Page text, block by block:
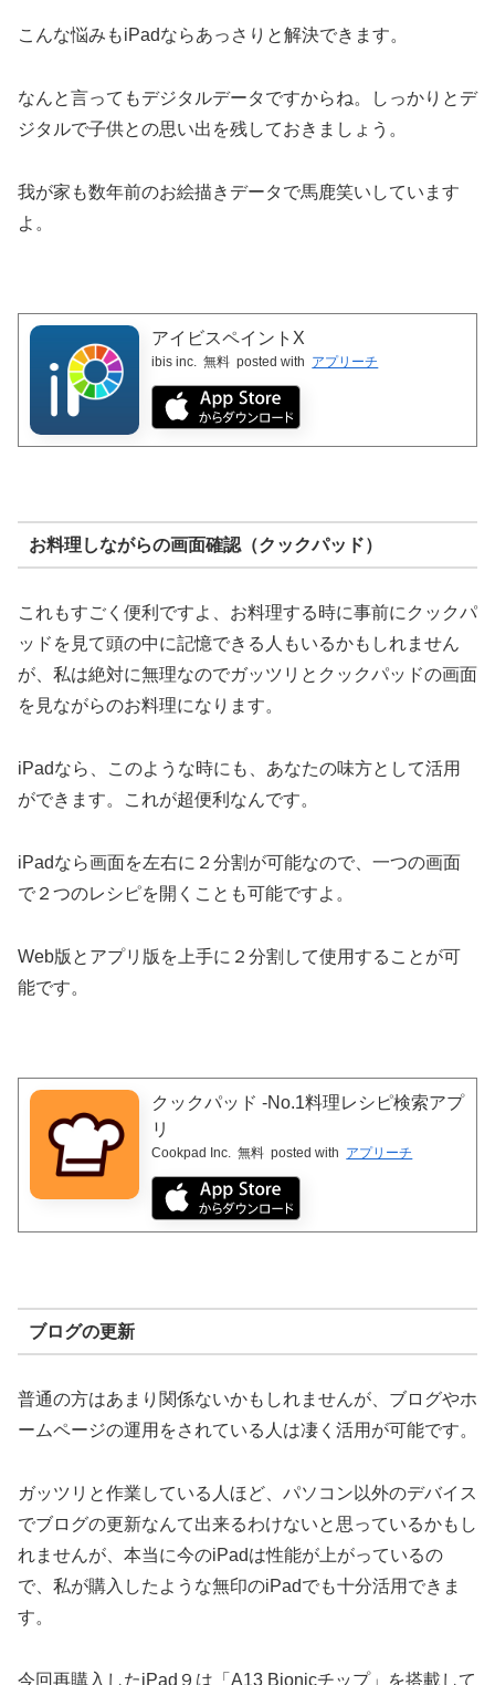
こんな悩みもiPadならあっさりと解決できます。
なんと言ってもデジタルデータですからね。しっかりとデ
ジタルで子供との思い出を残しておきましょう。
我が家も数年前のお絵描きデータで馬鹿笑いしています
よ。
アイビスペイントX
ibis inc. 無料 posted with アプリーチ
お料理しながらの画面確認（クックパッド）
これもすごく便利ですよ、お料理する時に事前にクックパ
ッドを見て頭の中に記憶できる人もいるかもしれません
が、私は絶対に無理なのでガッツリとクックパッドの画面
を見ながらのお料理になります。
iPadなら、このような時にも、あなたの味方として活用
ができます。これが超便利なんです。
iPadなら画面を左右に２分割が可能なので、一つの画面
で２つのレシピを開くことも可能ですよ。
Web版とアプリ版を上手に２分割して使用することが可
能です。
クックパッド -No.1料理レシピ検索アプ
リ
Cookpad Inc. 無料 posted with アプリーチ
ブログの更新
普通の方はあまり関係ないかもしれませんが、ブログやホ
ームページの運用をされている人は凄く活用が可能です。
ガッツリと作業している人ほど、パソコン以外のデバイス
でブログの更新なんて出来るわけないと思っているかもし
れませんが、本当に今のiPadは性能が上がっているの
で、私が購入したような無印のiPadでも十分活用できま
す。
今回再購入したiPad９は「A13 Bionicチップ」を搭載して